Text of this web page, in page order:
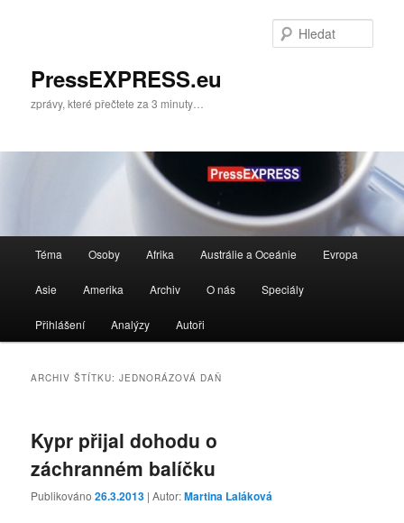
paneluPressEXPRESS.eu
zprávy, které přečtete za 3 minuty…
navigační
Téma Osoby Afrika Austrálie a Oceánie Evropa
Asie Amerika Archiv O nás Speciály
Přihlášení Analýzy Autoři
ARCHIV ŠTÍTKU:JEDNORÁZOVÁ DAŇ
Kypr přijal dohodu o
záchranném balíčku
Publikováno26.3.2013 | Autor:Martina Laláková